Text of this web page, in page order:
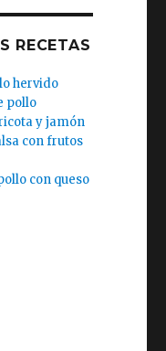
RECETAS
hervido
pollo
y jamón
con frutos
con queso